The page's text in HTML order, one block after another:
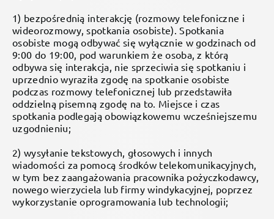
1) bezpośrednią interakcję (rozmowy telefoniczne i
wideorozmowy, spotkania osobiste). Spotkania
osobiste mogą odbywać się wyłącznie w godzinach od
9:00 do 19:00, pod warunkiem że osoba, z którą
odbywa się interakcja, nie sprzeciwia się spotkaniu i
uprzednio wyraziła zgodę na spotkanie osobiste
podczas rozmowy telefonicznej lub przedstawiła
oddzielną pisemną zgodę na to. Miejsce i czas
spotkania podlegają obowiązkowemu wcześniejszemu
uzgodnieniu;
2) wysyłanie tekstowych, głosowych i innych
wiadomości za pomocą środków telekomunikacyjnych,
w tym bez zaangażowania pracownika pożyczkodawcy,
nowego wierzyciela lub firmy windykacyjnej, poprzez
wykorzystanie oprogramowania lub technologii;